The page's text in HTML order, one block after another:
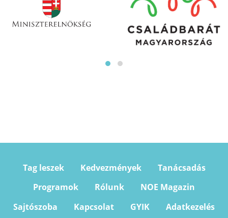
Tag leszek Kedvezmények
Tanácsadás
Programok
Rólunk
NOE Magazin
Sajtószoba
Kapcsolat GYIK Adatkezelés